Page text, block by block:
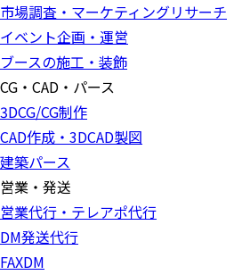
市場調査・マーケティングリサーチ
イベント企画・運営
ブースの施工・装飾
CG・CAD・パース
3DCG/CG制作
CAD作成・3DCAD製図
建築パース
営業・発送
営業代行・テレアポ代行
DM発送代行
FAXDM